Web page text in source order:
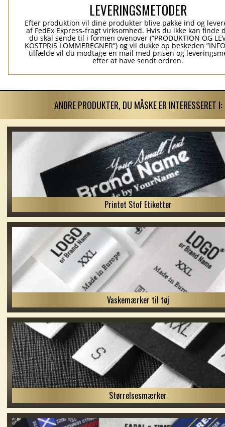
LEVERINGSMETODER
Efter produktion vil dine produkter blive pakke ind og
af FedEx Express-fragt virksomhed. Hvis du ikke kan finde
du skal sende til i formen ovenover (”PRODUKTION OG
KOSTPRIS LOMMEREGNER”) og vil dukke op beskeden
tilfælde vil du modtage en mail med prisen og
efter at have sendt ordren.
ANDRE PRODUKTER, DU MÅSKE ER INTERESSERET I:
Printet Stof Etiketter
Vaskemærker til tøj
Størrelsesmærker